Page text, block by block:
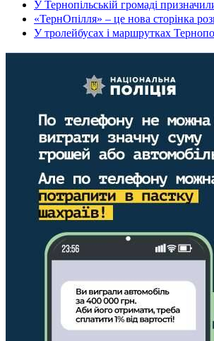
У Тернопільській громаді
«ТернОпілля» – це нова сторінка
У тролейбусах і маршрутках